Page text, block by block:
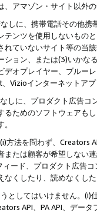
アマゾン・サイト以外
しに、携帯電話その他
テンツを使用しないもの
ていないサイト等の当
ション、または(3)いか
デオプレイヤー、ブルー
Vizioインターネットア
しに、プロダクト広告
ためのソフトウェアも
法を問わず、Creators
または顧客が希望しない
ィード、プロダクト広告
くしたり、読めなくし
としてはいけません。
API、PA API、デー